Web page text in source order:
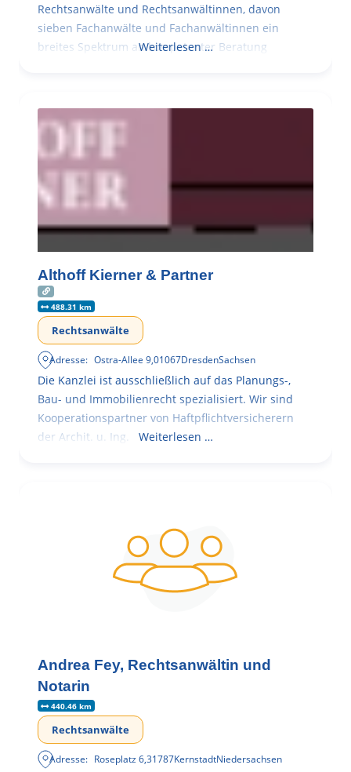
Rechtsanwälte und Rechtsanwältinnen, davon
sieben Fachanwälte und Fachanwältinnen ein
breites Spektrum an kompetenter Beratung
Weiterlesen …
Althoff Kierner & Partner
488.31 km
Rechtsanwälte
Adresse: Ostra-Allee 9,01067DresdenSachsen
Die Kanzlei ist ausschließlich auf das Planungs-,
Bau- und Immobilienrecht spezialisiert. Wir sind
Kooperationspartner von Haftpflichtversicherern
der Archit. u. Ing.
Weiterlesen …
Andrea Fey, Rechtsanwältin und
Notarin
440.46 km
Rechtsanwälte
Adresse: Roseplatz 6,31787KernstadtNiedersachsen